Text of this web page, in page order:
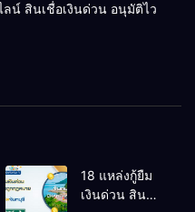
ลน์ สินเชื่อเงินด่วน อนุมัติไว
18 แหล่งกู้ยืม
เงินด่วน สิน